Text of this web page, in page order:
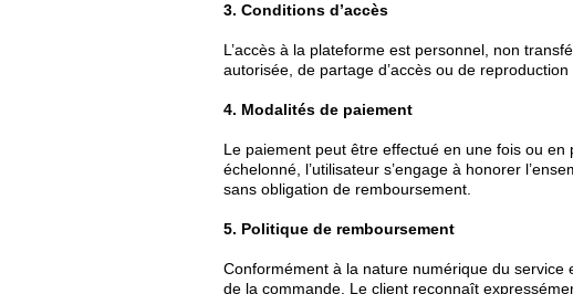
3. Conditions d’accès
L’accès à la plateforme est personnel, non
autorisée, de partage d’accès ou de
4. Modalités de paiement
Le paiement peut être effectué en une fois ou
échelonné, l’utilisateur s’engage à honorer
sans obligation de remboursement.
5. Politique de remboursement
Conformément à la nature numérique du service
de la commande. Le client reconnaît